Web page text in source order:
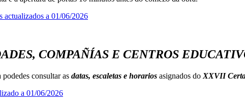
actualizados a 01/06/2026
COMPAÑÍAS E CENTROS
consultar as datas, escaletas e horarios asignados do XXVII
a 01/06/2026